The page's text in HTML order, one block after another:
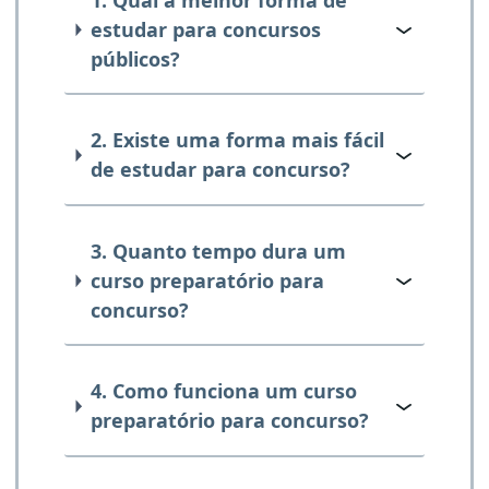
estudar para concursos
públicos?
2. Existe uma forma mais fácil
de estudar para concurso?
3. Quanto tempo dura um
curso preparatório para
concurso?
4. Como funciona um curso
preparatório para concurso?